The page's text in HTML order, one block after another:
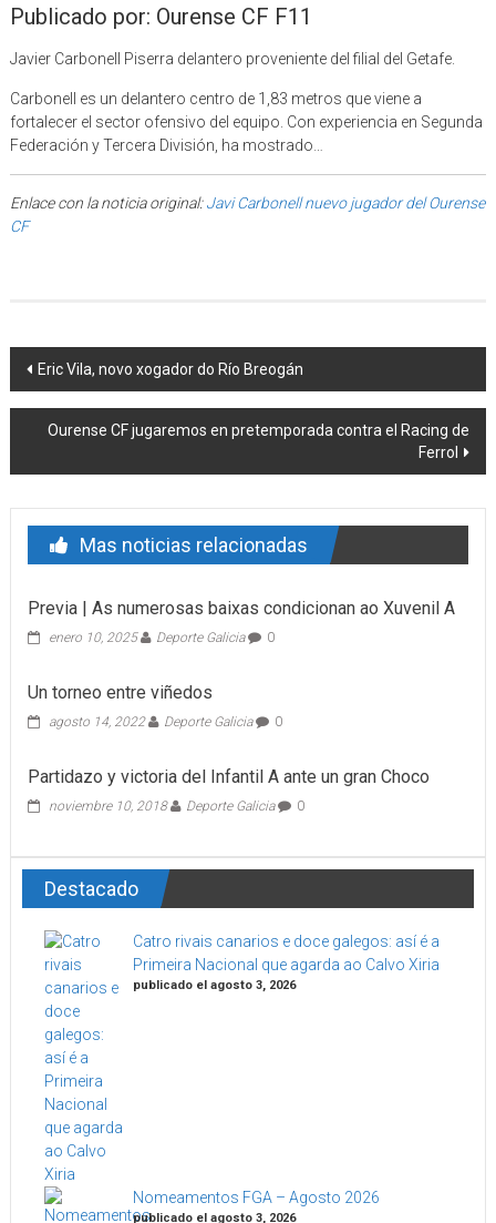
Publicado por: Ourense CF F11
Javier Carbonell Piserra delantero proveniente del filial del Getafe.
Carbonell es un delantero centro de 1,83 metros que viene a
fortalecer el sector ofensivo del equipo. Con experiencia en Segunda
Federación y Tercera División, ha mostrado…
Enlace con la noticia original:Javi Carbonell nuevo jugador del Ourense
CF
Post navigation
Eric Vila, novo xogador do Río Breogán
Ourense CF jugaremos en pretemporada contra el Racing de
Ferrol
Mas noticias relacionadas
Previa | As numerosas baixas condicionan ao Xuvenil A
enero 10, 2025 Deporte Galicia 0
Un torneo entre viñedos
agosto 14, 2022 Deporte Galicia 0
Partidazo y victoria del Infantil A ante un gran Choco
noviembre 10, 2018 Deporte Galicia 0
Destacado
Catro rivais canarios e doce galegos: así é a
Primeira Nacional que agarda ao Calvo Xiria
publicado el agosto 3, 2026
Nomeamentos FGA – Agosto 2026
publicado el agosto 3, 2026